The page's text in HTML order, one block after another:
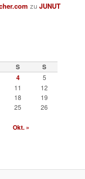
zuJUNUT
S S
4
5
11
12
18
19
25
26
Okt. »